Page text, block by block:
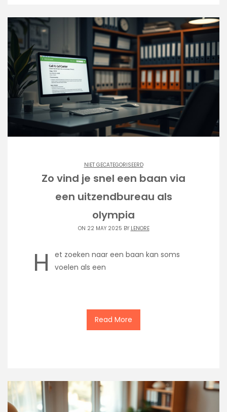
NIET GECATEGORISEERD
Zo vind je snel een baan via
een uitzendbureau als
olympia
ON 22 MAY 2025 BY LENORE
H
et zoeken naar een baan kan soms
voelen als een
Read More